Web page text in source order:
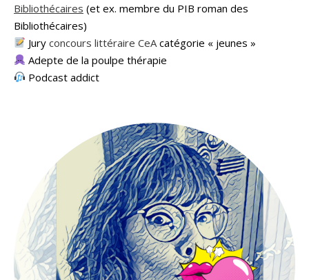
Bibliothécaires (et ex. membre du PIB roman des
Bibliothécaires)
Juryconcours littéraire CeA catégorie « jeunes »
Adepte de la poulpe thérapie
Podcast addict